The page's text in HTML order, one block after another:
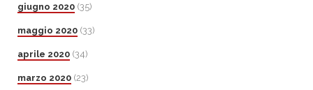
giugno 2020 (35)
maggio 2020 (33)
aprile 2020 (34)
marzo 2020 (23)